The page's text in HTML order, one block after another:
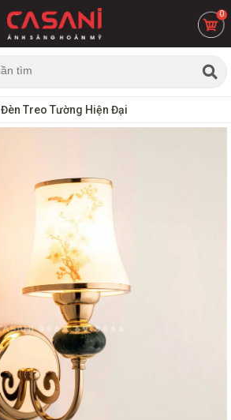
0
Đèn Treo Tường Hiện Đại